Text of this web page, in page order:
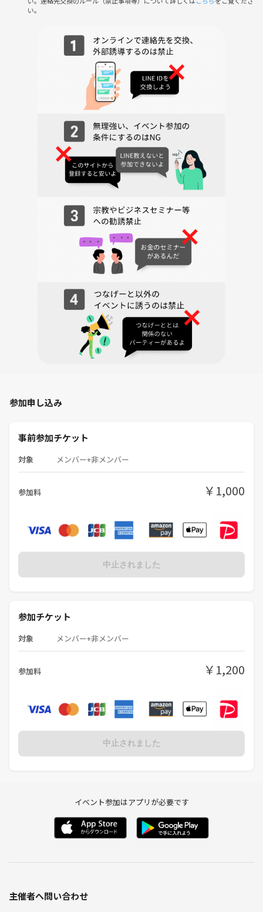
い。
参加申し込み
事前参加チケット
対象 メンバー+非メンバー
参加料 ￥1,000
中止されました
参加チケット
対象 メンバー+非メンバー
参加料 ￥1,200
中止されました
イベント参加はアプリが必要です
主催者へ問い合わせ